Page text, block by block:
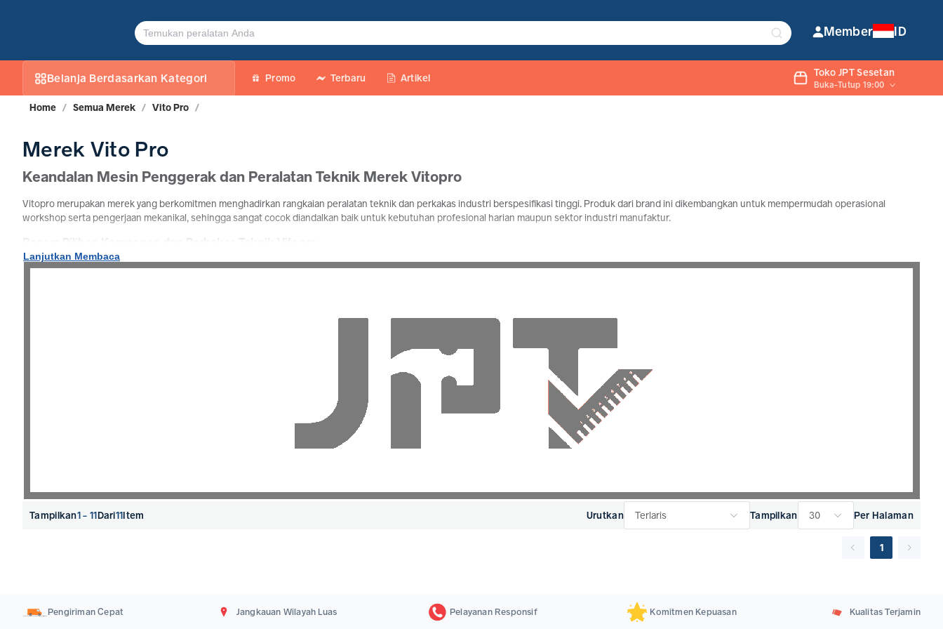
Member ID
Belanja Berdasarkan Kategori Promo Terbaru Artikel Toko JPT Sesetan
Buka-Tutup 19:00
Home / Semua Merek / Vito Pro /
Merek Vito Pro
Keandalan Mesin Penggerak dan Peralatan Teknik Merek Vitopro
Vitopro merupakan merek yang berkomitmen menghadirkan rangkaian peralatan teknik dan perkakas industri berspesifikasi tinggi. Produk dari brand ini dikembangkan untuk mempermudah operasional
workshop serta pengerjaan mekanikal, sehingga sangat cocok diandalkan baik untuk kebutuhan profesional harian maupun sektor industri manufaktur.
Rangkaian produk Vitopro mencakup berbagai peralatan fungsional serta komponen suku cadang mesin teknik yang dirancang dengan material pilihan tangguh. Dengan fokus pada performa yang stabil dan
Lanjutkan Membaca
Tampilkan1 - 11Dari11Item Urutkan Terlaris Tampilkan 30 Per Halaman
1
Pengiriman Cepat Jangkauan Wilayah Luas Pelayanan Responsif Komitmen Kepuasan Kualitas Terjamin